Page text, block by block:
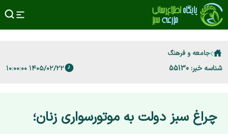
جامعه و فرهنگ
شناسه خبر: 55130 ۱۴۰۵/۰۲/۲۲ ۱۰:۰۰:۰۰
چراغ سبز دولت به موتورسواری زنان؛